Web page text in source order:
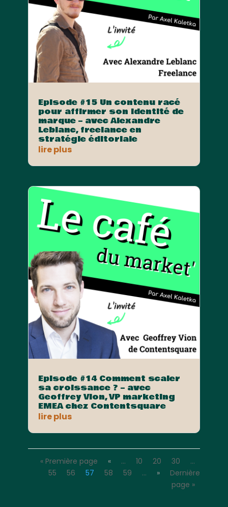
Episode #15 Un contenu racé
pour affirmer son identité de
marque – avec Alexandre
Leblanc, freelance en
stratégie éditoriale
lire plus
Episode #14 Comment scaler
sa croissance ? – avec
Geoffrey Vion, VP marketing
EMEA chez Contentsquare
lire plus
« Première page « … 10 20 30
…
55
56 57 58 59 … »
Dernière
page »